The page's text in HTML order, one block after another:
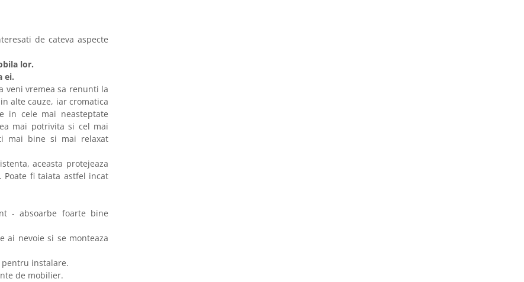
de cateva aspecte
lor.
ei.
veni vremea sa renunti la
alte cauze, iar cromatica
in cele mai neasteptate
mai potrivita si cel mai
mai bine si mai relaxat
aceasta protejeaza
fi taiata astfel incat
- absoarbe foarte bine
ai nevoie si se monteaza
pentru instalare.
de mobilier.